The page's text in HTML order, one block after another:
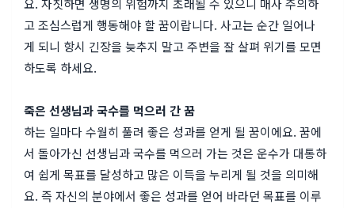
요. 자칫하면 생명의 위험까지 초래될 수 있으니 매사 주의하
고 조심스럽게 행동해야 할 꿈이랍니다. 사고는 순간 일어나
게 되니 항시 긴장을 늦추지 말고 주변을 잘 살펴 위기를 모면
하도록 하세요.
죽은 선생님과 국수를 먹으러 간 꿈
하는 일마다 수월히 풀려 좋은 성과를 얻게 될 꿈이에요. 꿈에
서 돌아가신 선생님과 국수를 먹으러 가는 것은 운수가 대통하
여 쉽게 목표를 달성하고 많은 이득을 누리게 될 것을 의미해
요. 즉 자신의 분야에서 좋은 성과를 얻어 바라던 목표를 이루